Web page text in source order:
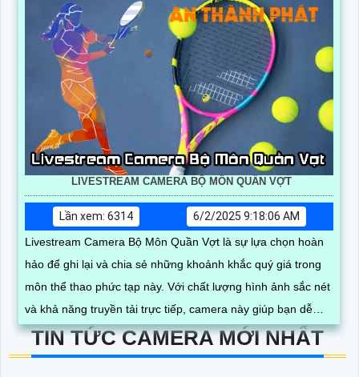
LIVESTREAM CAMERA BỘ MÔN QUẦN VỢT
Lần xem: 6314
6/2/2025 9:18:06 AM
Livestream Camera Bộ Môn Quần Vợt là sự lựa chọn hoàn
hảo để ghi lại và chia sẻ những khoảnh khắc quý giá trong
môn thể thao phức tạp này. Với chất lượng hình ảnh sắc nét
và khả năng truyền tải trực tiếp, camera này giúp bạn dễ
dàng theo dõi và ghi lại các trận đấu quần vợt để giữ lại
những kỷ niệm đáng nhớ
TIN TỨC CAMERA MỚI NHẤT